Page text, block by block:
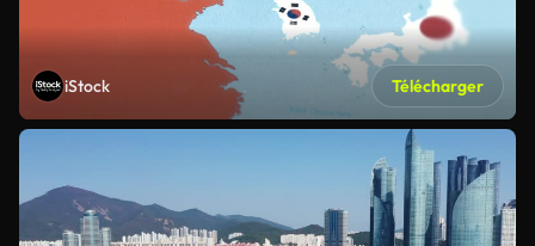
iStock Télécharger